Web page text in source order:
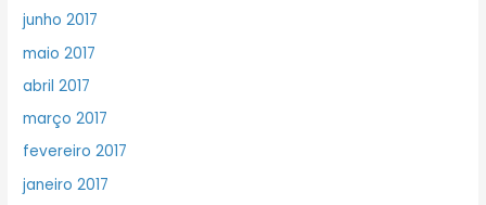
junho 2017
maio 2017
abril 2017
março 2017
fevereiro 2017
janeiro 2017